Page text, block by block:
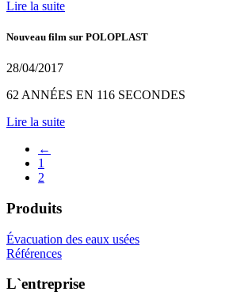
Lire la suite
Nouveau film sur POLOPLAST
28/04/2017
62 ANNÉES EN 116 SECONDES
Lire la suite
←
1
2
Produits
Évacuation des eaux usées
Références
L`entreprise